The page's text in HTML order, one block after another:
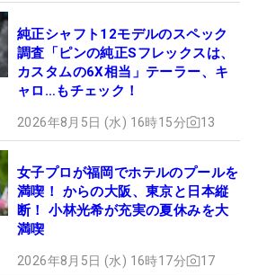
純正シャフト12モデルのスペック
調査「ピンの純正Sフレックスは、
カスタムの6X相当」テーラー、キ
ャロ…もチェック！
2026年8月5日 (水) 16時15分 13
女子プロが福岡でホテルのプールを
満喫！ からの大阪、東京と日本縦
断！ 小林光希が充実の夏休みを大
満喫
2026年8月5日 (水) 16時17分 17